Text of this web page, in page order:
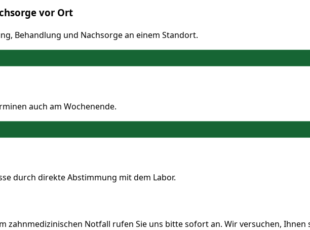
vor Ort
Behandlung und Nachsorge an einem Standort.
auch am Wochenende.
durch direkte Abstimmung mit dem Labor.
zahnmedizinischen Notfall rufen Sie uns bitte sofort an. Wir versuchen,